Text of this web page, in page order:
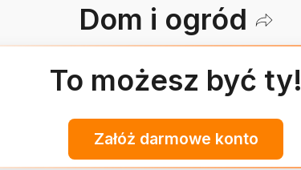
Dom i ogród
To możesz być ty!
Załóż darmowe konto